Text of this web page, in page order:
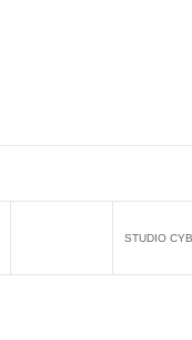
STUDIO